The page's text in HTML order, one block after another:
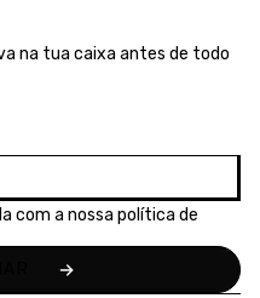
na tua caixa antes de todo
com a nossa política de